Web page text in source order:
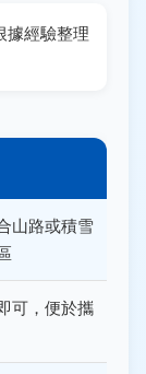
據經驗整理
山路或積雪
可，便於攜